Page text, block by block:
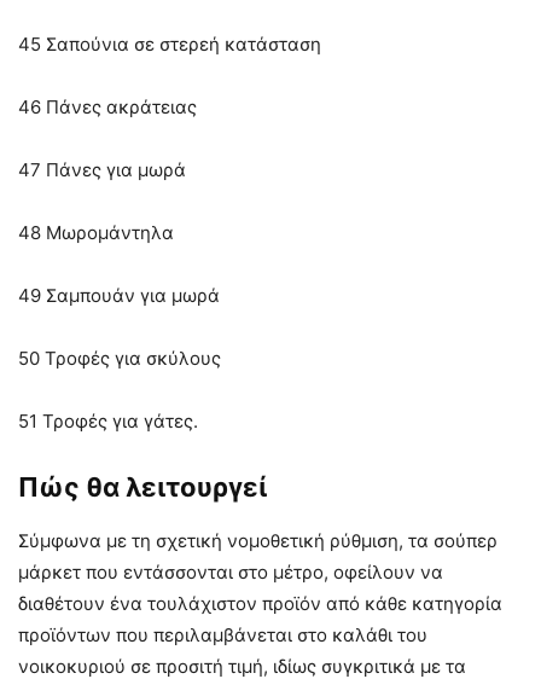
45 Σαπούνια σε στερεή κατάσταση
46 Πάνες ακράτειας
47 Πάνες για μωρά
48 Μωρομάντηλα
49 Σαμπουάν για μωρά
50 Τροφές για σκύλους
51 Τροφές για γάτες.
Πώς θα λειτουργεί
Σύμφωνα με τη σχετική νομοθετική ρύθμιση, τα σούπερ
μάρκετ που εντάσσονται στο μέτρο, οφείλουν να
διαθέτουν ένα τουλάχιστον προϊόν από κάθε κατηγορία
προϊόντων που περιλαμβάνεται στο καλάθι του
νοικοκυριού σε προσιτή τιμή, ιδίως συγκριτικά με τα